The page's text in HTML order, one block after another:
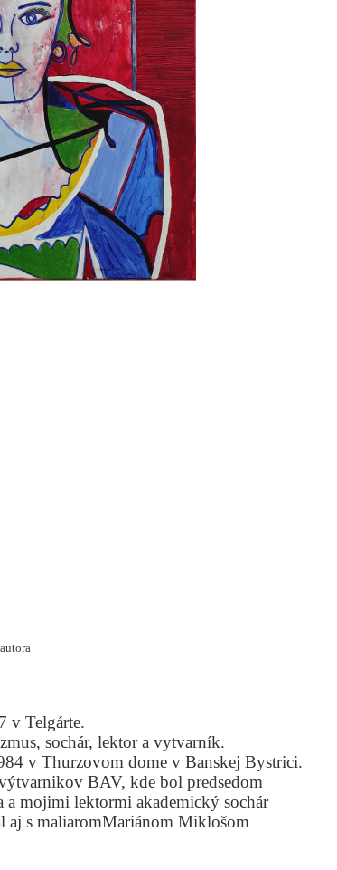
v Telgárte.
sochár, lektor a vytvarník.
v Thurzovom dome v Banskej Bystrici.
BAV, kde bol predsedom
mojimi lektormi akademický sochár
aj s maliaromMariánom Miklošom